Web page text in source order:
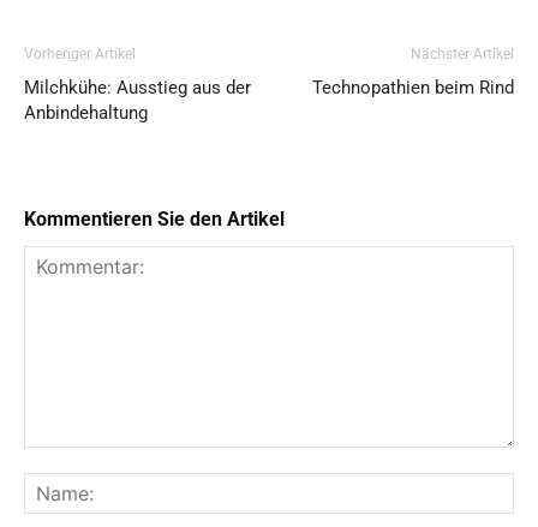
Vorheriger Artikel
Milchkühe: Ausstieg aus der
Anbindehaltung
Nächster Artikel
Technopathien beim Rind
Kommentieren Sie den Artikel